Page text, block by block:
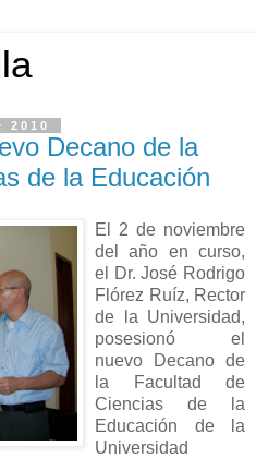
2010
Decano de la
de la Educación
El 2 de noviembre
del año en curso,
el Dr. José Rodrigo
Flórez Ruíz, Rector
de la Universidad,
posesionó el
nuevo Decano de
la Facultad de
Ciencias de la
Educación de la
Universidad